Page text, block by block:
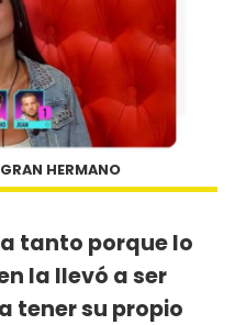
HERMANO
tanto porque lo
la llevó a ser
tener su propio